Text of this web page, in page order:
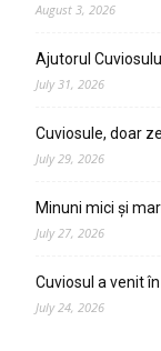
August 3, 2026
Ajutorul
July 31, 2026
Cuviosule, doar
July 29, 2026
Minuni mici și
July 27, 2026
Cuviosul a venit
July 24, 2026